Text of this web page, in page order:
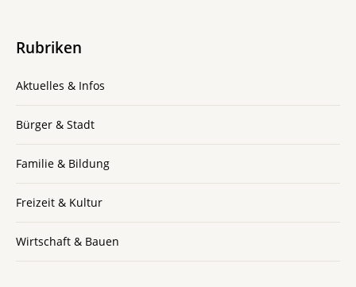
Rubriken
Aktuelles & Infos
Bürger & Stadt
Familie & Bildung
Freizeit & Kultur
Wirtschaft & Bauen